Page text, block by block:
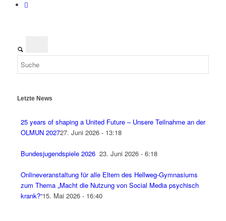
Letzte News
25 years of shaping a United Future – Unsere Teilnahme an der
OLMUN 202727. Juni 2026 - 13:18
Bundesjugendspiele 2026 23. Juni 2026 - 6:18
Onlineveranstaltung für alle Eltern des Hellweg-Gymnasiums
zum Thema „Macht die Nutzung von Social Media psychisch
krank?“15. Mai 2026 - 16:40